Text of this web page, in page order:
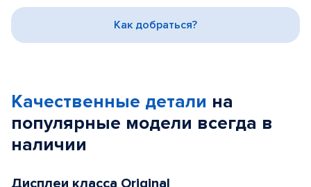
3
Как добраться?
Качественные детали на
популярные модели всегда в
наличии
Дисплеи класса Original